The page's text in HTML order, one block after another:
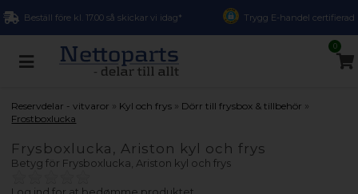
Beställ före kl. 17.00 så skickar vi idag* Trygg E-handel certifierad
0
Reservdelar - vitvaror » Kyl och frys » Dörr till frysbox & tillbehör »
Frostboxlucka
Frysboxlucka, Ariston kyl och frys
Betyg för Frysboxlucka, Ariston kyl och frys